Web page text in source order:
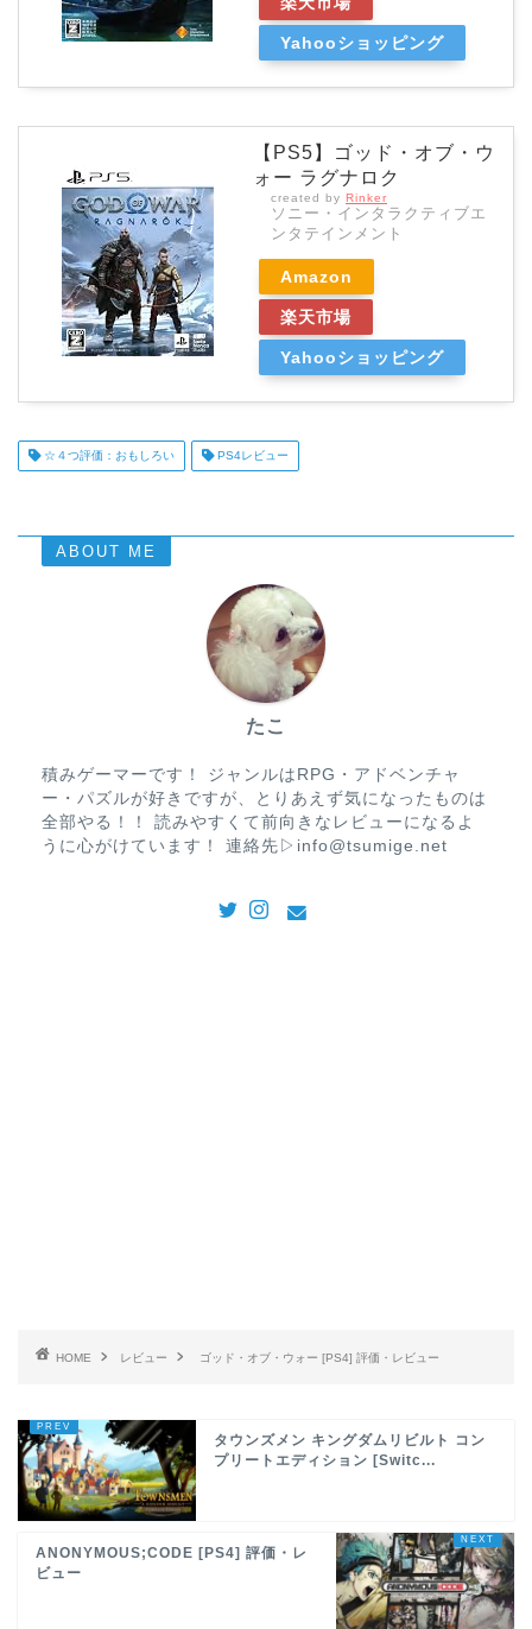
Yahooショッピング
【PS5】ゴッド・オブ・ウ
ォー ラグナロク
created by Rinker
ソニー・インタラクティブエ
ンタテインメント
Amazon
楽天市場
Yahooショッピング
☆４つ評価：おもしろい PS4レビュー
ABOUT ME
たこ
積みゲーマーです！ ジャンルはRPG・アドベンチャ
ー・パズルが好きですが、とりあえず気になったものは
全部やる！！ 読みやすくて前向きなレビューになるよ
うに心がけています！ 連絡先▷info@tsumige.net
HOME レビュー ゴッド・オブ・ウォー [PS4] 評価・レビュー
タウンズメン キングダムリビルト コン
プリートエディション [Switc...
ANONYMOUS;CODE [PS4] 評価・レ
ビュー